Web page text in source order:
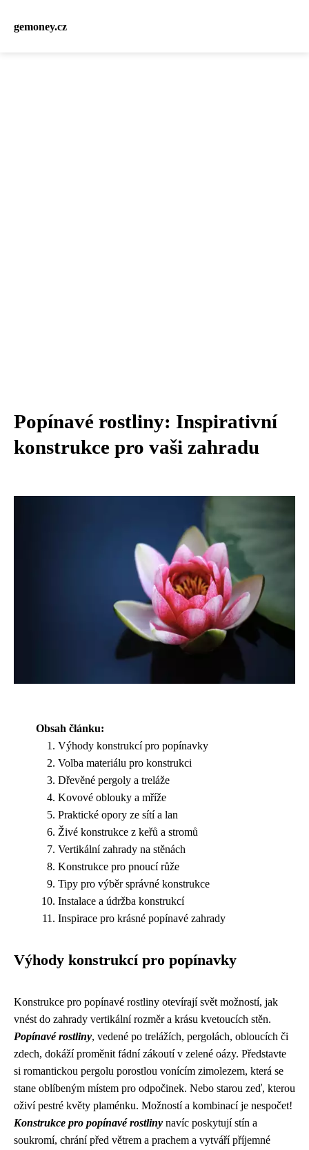
gemoney.cz
Popínavé rostliny: Inspirativní
konstrukce pro vaši zahradu
Obsah článku:
Výhody konstrukcí pro popínavky
Volba materiálu pro konstrukci
Dřevěné pergoly a treláže
Kovové oblouky a mříže
Praktické opory ze sítí a lan
Živé konstrukce z keřů a stromů
Vertikální zahrady na stěnách
Konstrukce pro pnoucí růže
Tipy pro výběr správné konstrukce
Instalace a údržba konstrukcí
Inspirace pro krásné popínavé zahrady
Výhody konstrukcí pro popínavky
Konstrukce pro popínavé rostliny otevírají svět možností, jak
vnést do zahrady vertikální rozměr a krásu kvetoucích stěn.
Popínavé rostliny, vedené po trelážích, pergolách, obloucích či
zdech, dokáží proměnit fádní zákoutí v zelené oázy. Představte
si romantickou pergolu porostlou vonícím zimolezem, která se
stane oblíbeným místem pro odpočinek. Nebo starou zeď, kterou
oživí pestré květy plaménku. Možností a kombinací je nespočet!
Konstrukce pro popínavé rostliny navíc poskytují stín a
soukromí, chrání před větrem a prachem a vytváří příjemné